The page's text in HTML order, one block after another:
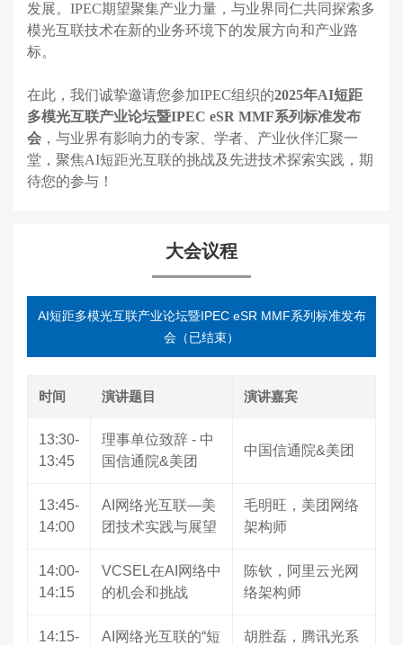
发展。 IPEC期望聚集产业力量，与业界同仁共同探索多
模光互联技术在新的业务环境下的发展方向和产业路
标。
在此，我们诚挚邀请您参加IPEC组织的2025年AI短距
多模光互联产业论坛暨IPEC eSR MMF系列标准发布
会 ，与业界有影响力的专家、学者、产业伙伴汇聚一
堂，聚焦AI短距光互联的挑战及先进技术探索实践，期
待您的参与！
大会议程
AI短距多模光互联产业论坛暨IPEC eSR MMF系列标准发布
会（已结束）
时间 演讲题目 演讲嘉宾
13:30-
13:45
理事单位致辞 - 中
国信通院&美团
中国信通院&美团
13:45-
14:00
AI网络光互联—美
团技术实践与展望
毛明旺，美团网络
架构师
14:00-
14:15
VCSEL在AI网络中
的机会和挑战
陈钦，阿里云光网
络架构师
14:15-
AI网络光互联的“短
胡胜磊，腾讯光系